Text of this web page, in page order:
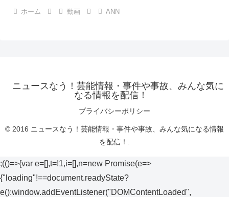
ホーム 動画 ANN
ニュースなう！芸能情報・事件や事故、みんな気に
なる情報を配信！
プライバシーポリシー
© 2016 ニュースなう！芸能情報・事件や事故、みんな気になる情報
を配信！.
;(()=>{var e=[],t=!1,i=[],n=new Promise(e=>
{"loading"!==document.readyState?
e():window.addEventListener("DOMContentLoaded",